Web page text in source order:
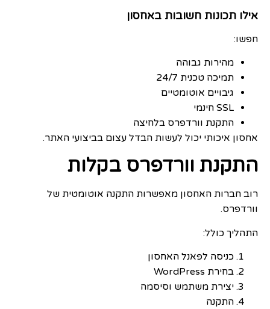
אילו תכונות חשובות באחסון
חפשו:
מהירות גבוהה
תמיכה טכנית 24/7
גיבויים אוטומטיים
SSL חינמי
התקנת וורדפרס בלחיצה
אחסון איכותי יכול לעשות הבדל עצום בביצועי האתר.
התקנת וורדפרס בקלות
רוב חברות האחסון מאפשרות התקנה אוטומטית של
וורדפרס.
התהליך כולל:
כניסה לפאנל האחסון
בחירת WordPress
יצירת משתמש וסיסמה
התקנה